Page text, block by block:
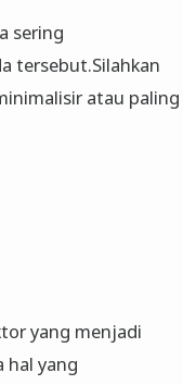
sering
tersebut.Silahkan
atau paling
yang menjadi
hal yang